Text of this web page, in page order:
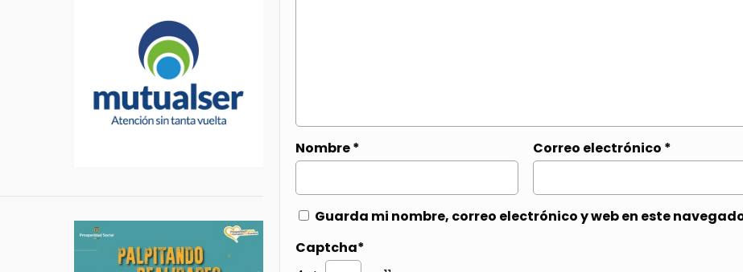
Nombre* Correo electrónico *
Guarda mi nombre, correo electrónico y web en este
Captcha*